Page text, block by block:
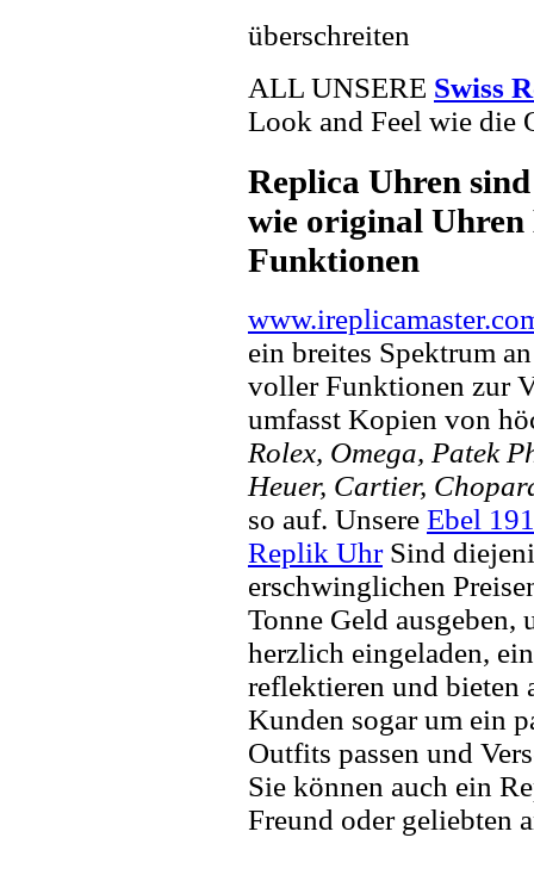
überschreiten
ALL UNSERE Swiss
Look and Feel wie die
Replica Uhren
wie original Uhren
Funktionen
ein breites Spektrum
voller Funktionen zur
umfasst Kopien von
Rolex, Omega, Patek
Heuer, Cartier,
so auf. Unsere Ebel
Replik UhrSind
erschwinglichen
Tonne Geld
herzlich eingeladen,
reflektieren und bieten
Kunden sogar um ein
Outfits passen und
Sie können auch ein
Freund oder geliebten